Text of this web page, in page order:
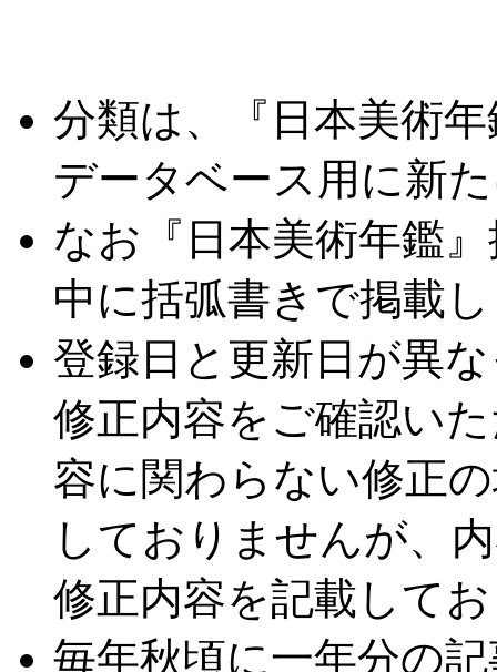
分類は、『日本美術
データベース用に新
なお『日本美術年鑑
中に括弧書きで掲載
登録日と更新日が異
修正内容をご確認い
容に関わらない修正
しておりませんが、
修正内容を記載して
毎年秋頃に一年分の